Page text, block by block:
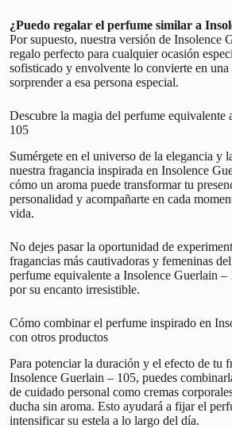
¿Puedo regalar el perfume similar a
Por supuesto, nuestra versión de Insolence
regalo perfecto para cualquier ocasión
sofisticado y envolvente lo convierte en
sorprender a esa persona especial.
Descubre la magia del perfume equivalente
105
Sumérgete en el universo de la elegancia y
nuestra fragancia inspirada en Insolence
cómo un aroma puede transformar tu
personalidad y acompañarte en cada
vida.
No dejes pasar la oportunidad de
fragancias más cautivadoras y femeninas
perfume equivalente a Insolence Guerlain
por su encanto irresistible.
Cómo combinar el perfume inspirado en
con otros productos
Para potenciar la duración y el efecto de tu
Insolence Guerlain – 105, puedes
de cuidado personal como cremas
ducha sin aroma. Esto ayudará a fijar el
intensificar su estela a lo largo del día.